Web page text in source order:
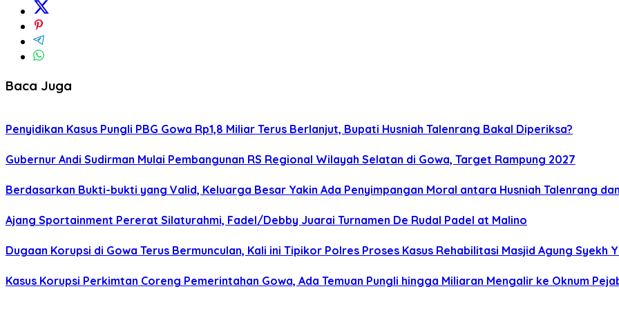
Baca Juga
Penyidikan Kasus Pungli PBG Gowa Rp1,8 Miliar Terus Berlanjut, Bupati Husniah Talenrang Bakal Diperiksa?
Gubernur Andi Sudirman Mulai Pembangunan RS Regional Wilayah Selatan di Gowa, Target Rampung 2027
Berdasarkan Bukti-bukti yang Valid, Keluarga Besar Yakin Ada Penyimpangan Moral antara Husniah Talenrang
Ajang Sportainment Pererat Silaturahmi, Fadel/Debby Juarai Turnamen De Rudal Padel at Malino
Dugaan Korupsi di Gowa Terus Bermunculan, Kali ini Tipikor Polres Proses Kasus Rehabilitasi Masjid Agung Syekh
Kasus Korupsi Perkimtan Coreng Pemerintahan Gowa, Ada Temuan Pungli hingga Miliaran Mengalir ke Oknum